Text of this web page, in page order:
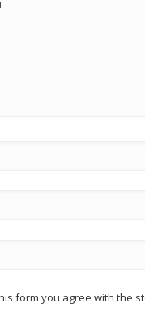
form you agree with the